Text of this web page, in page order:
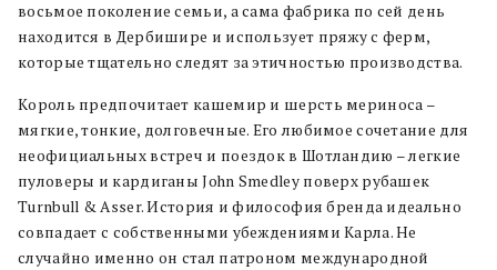
восьмое поколение семьи, а сама фабрика по сей день
находится в Дербишире и использует пряжу с ферм,
которые тщательно следят за этичностью производства.
Король предпочитает кашемир и шерсть мериноса –
мягкие, тонкие, долговечные. Его любимое сочетание для
неофициальных встреч и поездок в Шотландию – легкие
пуловеры и кардиганы John Smedley поверх рубашек
Turnbull & Asser. История и философия бренда идеально
совпадает с собственными убеждениями Карла. Не
случайно именно он стал патроном международной